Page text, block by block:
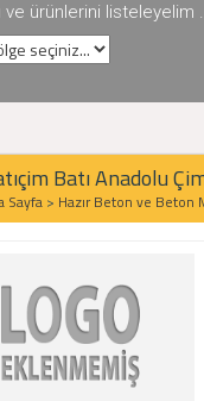
ve ürünlerini listeleyelim
Batı Anadolu
Sayfa > Hazır Beton ve Beton